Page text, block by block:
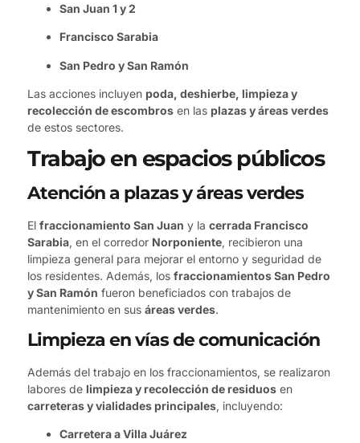
San Juan 1 y 2
Francisco Sarabia
San Pedro y San Ramón
Las acciones incluyen poda, deshierbe, limpieza y
recolección de escombros en las plazas y áreas verdes
de estos sectores.
Trabajo en espacios públicos
Atención a plazas y áreas verdes
El fraccionamiento San Juan y la cerrada Francisco
Sarabia, en el corredor Norponiente, recibieron una
limpieza general para mejorar el entorno y seguridad de
los residentes. Además, los fraccionamientos San Pedro
y San Ramón fueron beneficiados con trabajos de
mantenimiento en sus áreas verdes.
Limpieza en vías de comunicación
Además del trabajo en los fraccionamientos, se realizaron
labores de limpieza y recolección de residuos en
carreteras y vialidades principales, incluyendo:
Carretera a Villa Juárez